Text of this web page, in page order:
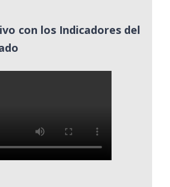
con los Indicadores del